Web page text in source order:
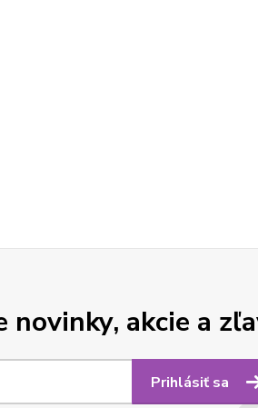
novinky, akcie a
Prihlásiť sa